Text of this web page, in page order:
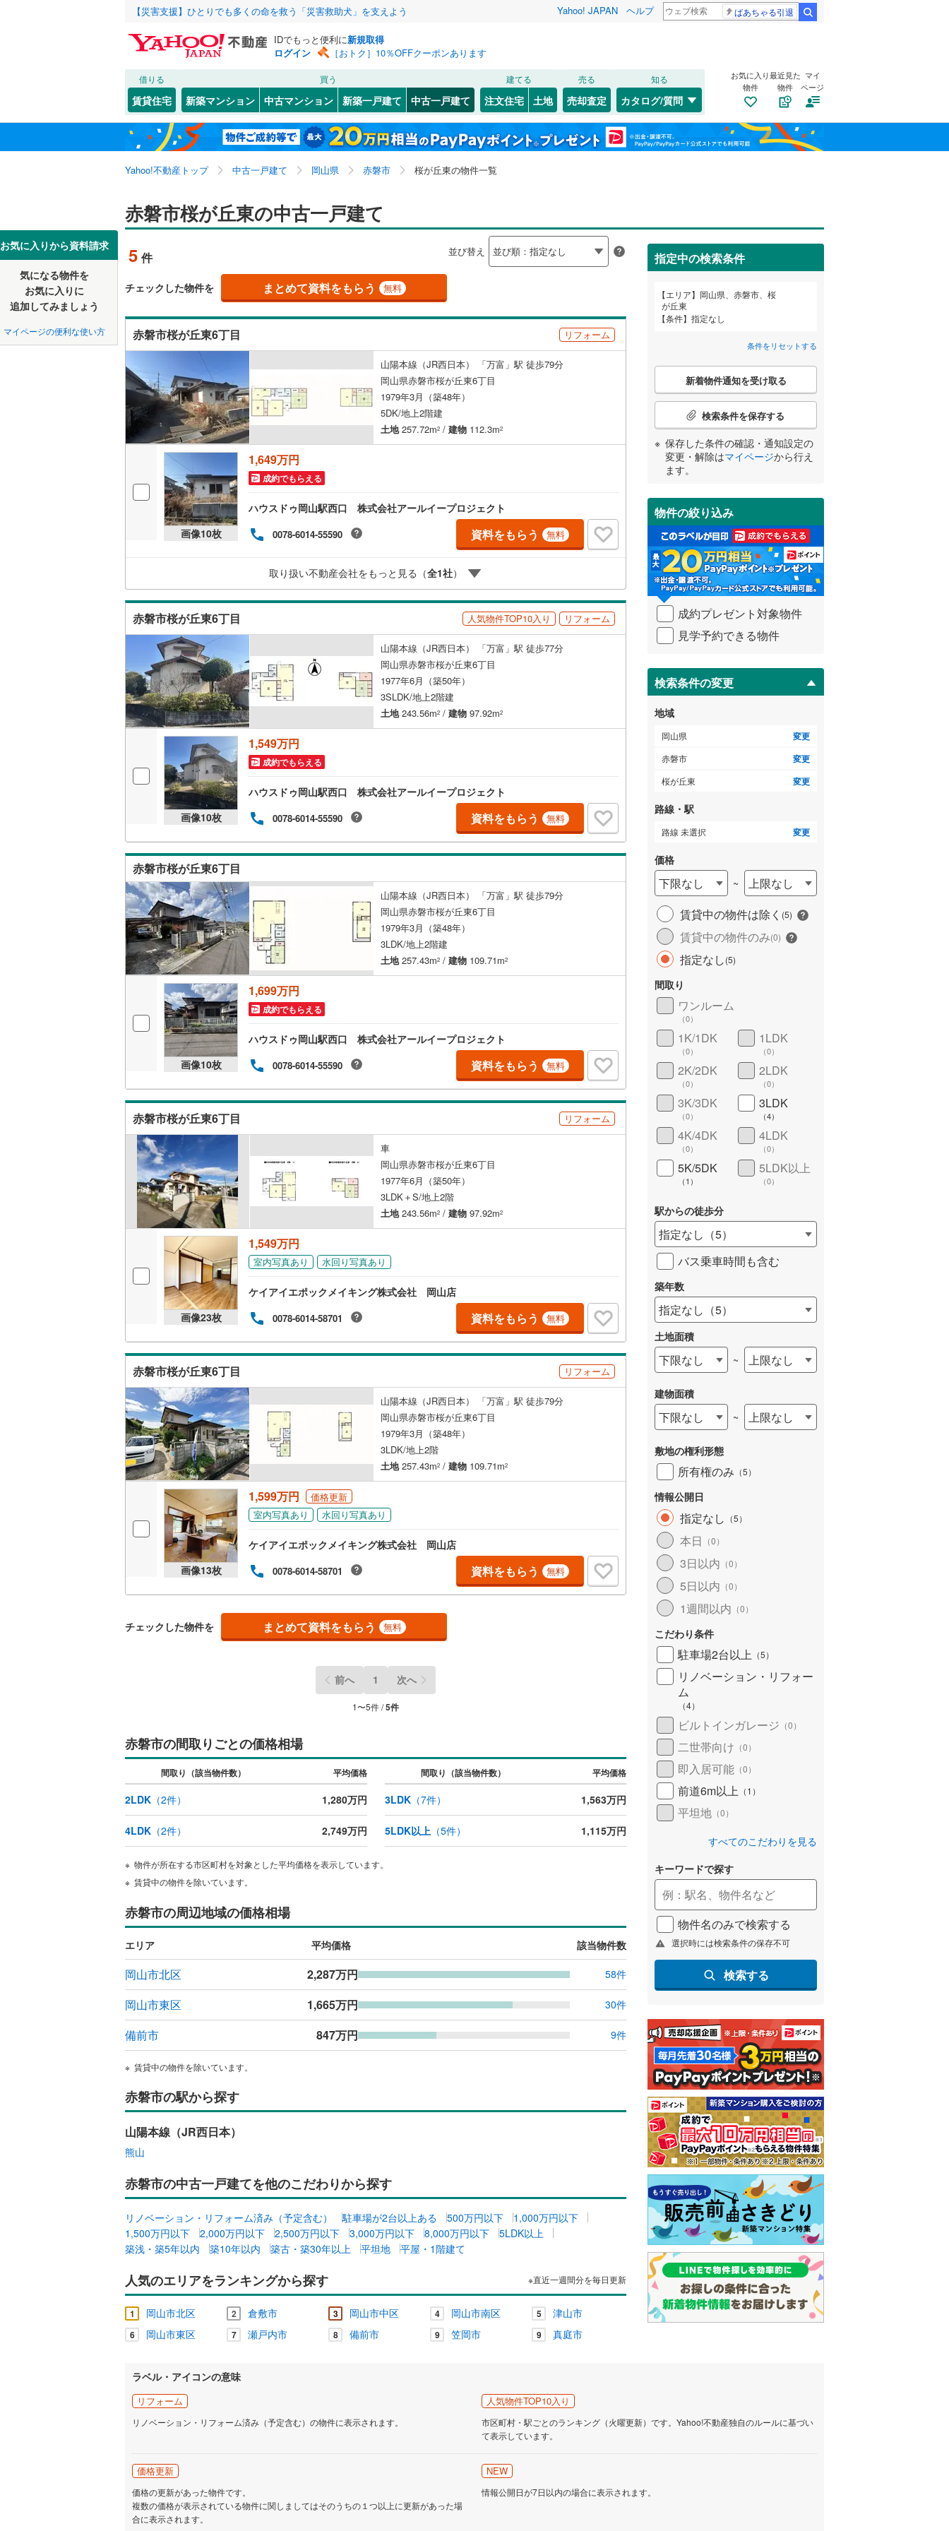
【災害支援】ひとりでも多くの命を救う「災害救助犬」を支えよう Yahoo! JAPAN ヘルプ ばあちゃる引退
IDでもっと便利に新規取得
ログイン
［おトク］10％OFFクーポンあります
借りる
賃貸住宅
買う
新築マンション 中古マンション 新築一戸建て 中古一戸建て
建てる
注文住宅 土地
売る
売却査定
知る
カタログ/質問
お気に入り
物件
最近見た
物件
マイ
ページ
Yahoo!不動産トップ 中古一戸建て 岡山県 赤磐市 桜が丘東の物件一覧
お気に入りから資料請求
気になる物件を
お気に入りに
追加してみましょう
マイページの便利な使い方
赤磐市桜が丘東の中古一戸建て
5 件 並び替え
チェックした物件を まとめて資料をもらう 無料
赤磐市桜が丘東6丁目 リフォーム
山陽本線（JR西日本） 「万富」駅 徒歩79分
岡山県赤磐市桜が丘東6丁目
1979年3月（築48年）
5DK/地上2階建
土地257.72m2 / 建物 112.3m2
画像10枚
1,649万円
成約でもらえる
ハウスドゥ岡山駅西口 株式会社アールイープロジェクト
0078-6014-55590 資料をもらう 無料
取り扱い不動産会社をもっと見る（全1社）
赤磐市桜が丘東6丁目 人気物件TOP10入り リフォーム
山陽本線（JR西日本） 「万富」駅 徒歩77分
岡山県赤磐市桜が丘東6丁目
1977年6月（築50年）
3SLDK/地上2階建
土地243.56m2 / 建物 97.92m2
画像10枚
1,549万円
成約でもらえる
ハウスドゥ岡山駅西口 株式会社アールイープロジェクト
0078-6014-55590 資料をもらう 無料
赤磐市桜が丘東6丁目
山陽本線（JR西日本） 「万富」駅 徒歩79分
岡山県赤磐市桜が丘東6丁目
1979年3月（築48年）
3LDK/地上2階建
土地257.43m2 / 建物 109.71m2
画像10枚
1,699万円
成約でもらえる
ハウスドゥ岡山駅西口 株式会社アールイープロジェクト
0078-6014-55590 資料をもらう 無料
赤磐市桜が丘東6丁目 リフォーム
車
岡山県赤磐市桜が丘東6丁目
1977年6月（築50年）
3LDK＋S/地上2階
土地243.56m2 / 建物 97.92m2
画像23枚
1,549万円
室内写真あり 水回り写真あり
ケイアイエポックメイキング株式会社 岡山店
0078-6014-58701 資料をもらう 無料
赤磐市桜が丘東6丁目 リフォーム
山陽本線（JR西日本） 「万富」駅 徒歩79分
岡山県赤磐市桜が丘東6丁目
1979年3月（築48年）
3LDK/地上2階
土地257.43m2 / 建物 109.71m2
画像13枚
1,599万円
価格更新
室内写真あり
水回り写真あり
ケイアイエポックメイキング株式会社 岡山店
0078-6014-58701 資料をもらう 無料
チェックした物件を まとめて資料をもらう 無料
前へ 1 次へ
1〜5件 /5件
赤磐市の間取りごとの価格相場
間取り（該当物件数） 平均価格 間取り（該当物件数） 平均価格
2LDK （2件） 1,280万円 3LDK（7件） 1,563万円
4LDK （2件） 2,749万円 5LDK以上（5件） 1,115万円
物件が所在する市区町村を対象とした平均価格を表示しています。
賃貸中の物件を除いています。
赤磐市の周辺地域の価格相場
エリア 平均価格 該当物件数
岡山市北区 2,287万円 58件
岡山市東区 1,665万円 30件
備前市 847万円 9件
賃貸中の物件を除いています。
赤磐市の駅から探す
山陽本線（JR西日本）
熊山
赤磐市の中古一戸建てを他のこだわりから探す
リノベーション・リフォーム済み（予定含む） 駐車場が2台以上ある 500万円以下
1,000万円以下
1,500万円以下
2,000万円以下 2,500万円以下 3,000万円以下 8,000万円以下
5LDK以上
築浅・築5年以内
築10年以内 築古・築30年以上 平坦地 平屋・1階建て
人気のエリアをランキングから探す ※直近一週間分を毎日更新
1 岡山市北区 2 倉敷市 3 岡山市中区 4 岡山市南区 5 津山市
6 岡山市東区 7 瀬戸内市 8 備前市 9 笠岡市 9 真庭市
指定中の検索条件
エリア
岡山県、赤磐市、桜
が丘東
条件
指定なし
条件をリセットする
こ
検
条
件
受
け
取
る
・
条
件
を
イ
ペ
ジ
に
保
存
す
る
新着物件通知を受け取る
検索条件を保存する
保存した条件の確認・通知設定の
変更・解除はマイページから行え
ます。
物件の絞り込み
成約プレゼント対象物件
見学予約できる物件
検索条件の変更
地域
岡山県 変更
赤磐市 変更
桜が丘東 変更
路線・駅
路線 未選択 変更
価格
下限なし ~
上限なし
賃貸中の物件は除く (5)
賃貸中の物件のみ(0)
指定なし(5)
間取り
ワンルーム
（0）
1K/1DK
（0）
1LDK
（0）
2K/2DK
（0）
2LDK
（0）
3K/3DK
（0）
3LDK
（4）
4K/4DK
（0）
4LDK
（0）
5K/5DK
（1 ）
5LDK以上
（0）
駅からの徒歩分
指定なし （5）
バス乗車時間も含む
築年数
指定なし （5）
土地面積
下限なし ~ 上限なし
建物面積
下限なし ~ 上限なし
敷地の権利形態
所有権のみ （5）
情報公開日
指定なし （5）
本日 （0）
3日以内 （0）
5日以内 （0）
1週間以内 （0）
こだわり条件
駐車場2台以上 （5）
リノベーション・リフォー
ム
（4）
ビルトインガレージ （0）
二世帯向け （0）
即入居可能 （0）
前道6m以上 （1 ）
平坦地 （0）
すべてのこだわりを見る
キーワードで探す
物件名のみで検索する
選択時には検索条件の保存不可
検索する
ラベル・アイコンの意味
リフォーム
リノベーション・リフォーム済み（予定含む）の物件に表示されます。
人気物件TOP10入り
市区町村・駅ごとのランキング（火曜更新）です。Yahoo!不動産独自のルールに基づい
て表示しています。
価格更新
価格の更新があった物件です。
複数の価格が表示されている物件に関しましてはそのうちの１つ以上に更新があった場
合に表示されます。
NEW
情報公開日が7日以内の場合に表示されます。
北海道 北海道
東北 青森 岩手 宮城 秋田 山形 福島
関東 東京 神奈川 埼玉 千葉
信越・北陸 新潟 長野
三重
近畿 大阪 兵庫
中国 鳥取 島根 岡山 広島 山口
愛媛 高知
九州・沖縄 福岡 佐賀 長崎 鹿児島 沖縄
該当物件0件
岡山市 北区(61) 中区(52) 東区(30)
南区(33)
かの地域
笠岡市(5)
新見市 備前市(9)
赤磐市(18) 真庭市(3)
美作市(4) 和気郡和気町(0 )
都窪郡早島町(2) 浅口郡里庄町(3) 小田郡矢掛町(
真庭郡新庄村(0) 苫田郡鏡野町(2)
英田郡西粟倉村 久米郡久米南町(0)
久米郡美咲町
(1) 加賀郡吉備中央町
該当物件0件
可真上(1) 桜が丘西(3) 桜が丘東(5)
山陽(4) 殿谷(2) 沼田(2)
馬屋
1
該当物件0件
JR 山陽本線（JR西日本）(4) 姫新線(0) 赤穂線(0)
津山線(0) 吉備線(0) 宇野線(0)
伯備線(0) 芸備線(0) 因美線(0)
本四備讃線(0) 土讃線(
私鉄・その他 岡山電気軌道東山線(0)
智頭急行(0) 井原鉄道(0)
該当物件0件
該当物件0件
こだわり条件 リフォーム、リノベーション
リノベーション・リフォーム
（4）
築古・築30年以上（5）
設備
床暖房（
駐車場2台以上（5） ビルトインガレージ（0） 太陽光発電システム（0）
（0）
防犯カメラ（ 0）
（0）
）
二世帯向け（0） 平屋・1階建て（0） 3階建て以上（0）
サービスルーム（納戸）（1）
立地
最寄りの駅が始発駅 小学校まで1km以内（2）
角地（0） 南道路（0）
キッチン
独立型キッチン（0） 対面キッチン
販売、価格、契約、入居関連など
即入居可能（
浴室
浴室乾燥機あり （0
収納
ウォークインクローゼット
（0）
床下収納（0）
バルコニー、庭
ウッドデッキあり ）
構造・規模・施工・品質・工法関連
（ 0）
長期優良住宅 ）
オンライン内見(相談)可（3） IT重説可（3）
詳しく見る
該当物件0件
検索条件を保存しました
この検索条件の新着物件通知は、 マイページから設定できます。
保存した条件を見る
岡山県、赤磐市、桜が丘東
検索条件を保存する
マイページ
お気に入りリストを見る
閉じる
お気に入りリストを見る
閉じる